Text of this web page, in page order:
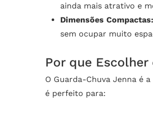
ainda mais atrativo e
Dimensões Compactas:
sem ocupar muito
Por que
O Guarda-Chuva Jenna é
é perfeito para: